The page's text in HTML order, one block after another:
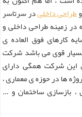
طراحی داخلیدر سرتاسر
زمینه طراحی داخلی و
کارهای فوق العاده ی
قوی می باشد شرکت
این شرکت همگی دارای
ها در حوزه ی معماری ،
، بازسازی ساختمان و ...